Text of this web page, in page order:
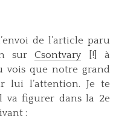
de l’article paru
surCsontvary [!] à
vois que notre grand
lui l’attention. Je te
va figurer dans la 2e
: